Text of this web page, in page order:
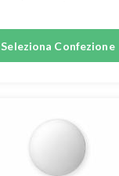
Seleziona Confezione